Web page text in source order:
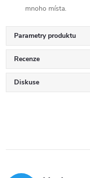
mnoho místa.
Parametry produktu
Recenze
Diskuse